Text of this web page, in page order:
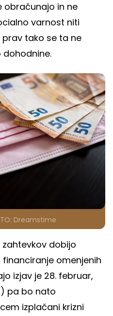
obračunajo in ne
varnost niti
tako se ta ne
Dreamstime
dobijo
omenjenih
izjav je 28. februar,
pa bo nato
izplačani krizni